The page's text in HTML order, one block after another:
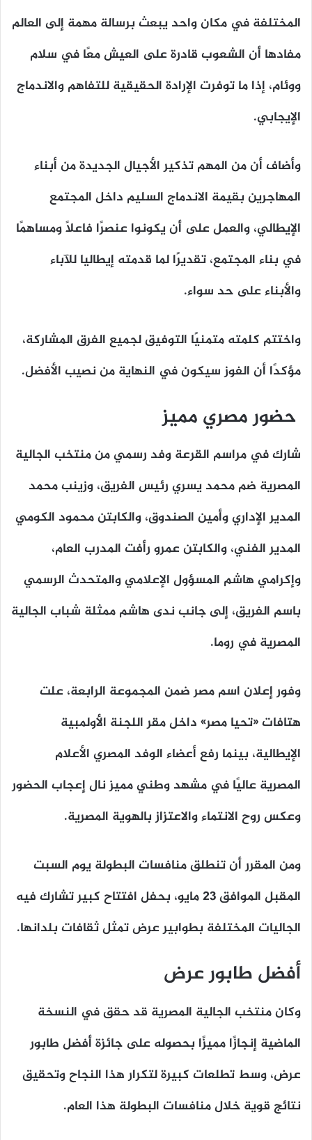
المختلفة في مكان واحد يبعث برسالة مهمة إلى العالم
مفادها أن الشعوب قادرة على العيش معًا في سلام
ووئام، إذا ما توفرت الإرادة الحقيقية للتفاهم والاندماج
الإيجابي.
وأضاف أن من المهم تذكير الأجيال الجديدة من أبناء
المهاجرين بقيمة الاندماج السليم داخل المجتمع
الإيطالي، والعمل على أن يكونوا عنصرًا فاعلًا ومساهمًا
في بناء المجتمع، تقديرًا لما قدمته إيطاليا للآباء
والأبناء على حد سواء.
واختتم كلمته متمنيًا التوفيق لجميع الفرق المشاركة،
مؤكدًا أن الفوز سيكون في النهاية من نصيب الأفضل.
حضور مصري مميز
شارك في مراسم القرعة وفد رسمي من منتخب الجالية
المصرية ضم محمد يسري رئيس الفريق، وزينب محمد
المدير الإداري وأمين الصندوق، والكابتن محمود الكومي
المدير الفني، والكابتن عمرو رأفت المدرب العام،
وإكرامي هاشم المسؤول الإعلامي والمتحدث الرسمي
باسم الفريق، إلى جانب ندى هاشم ممثلة شباب الجالية
المصرية في روما.
وفور إعلان اسم مصر ضمن المجموعة الرابعة، علت
هتافات «تحيا مصر» داخل مقر اللجنة الأولمبية
الإيطالية، بينما رفع أعضاء الوفد المصري الأعلام
المصرية عاليًا في مشهد وطني مميز نال إعجاب الحضور
وعكس روح الانتماء والاعتزاز بالهوية المصرية.
ومن المقرر أن تنطلق منافسات البطولة يوم السبت
المقبل الموافق 23 مايو، بحفل افتتاح كبير تشارك فيه
الجاليات المختلفة بطوابير عرض تمثل ثقافات بلدانها.
أفضل طابور عرض
وكان منتخب الجالية المصرية قد حقق في النسخة
الماضية إنجازًا مميزًا بحصوله على جائزة أفضل طابور
عرض، وسط تطلعات كبيرة لتكرار هذا النجاح وتحقيق
نتائج قوية خلال منافسات البطولة هذا العام.